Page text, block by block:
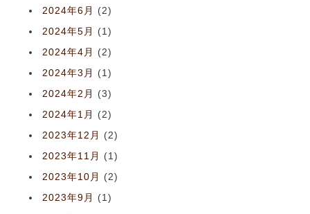
2024年6月
(2)
2024年5月
(1)
2024年4月
(2)
2024年3月
(1)
2024年2月
(3)
2024年1月
(2)
2023年12月
(2)
2023年11月
(1)
2023年10月
(2)
2023年9月
(1)